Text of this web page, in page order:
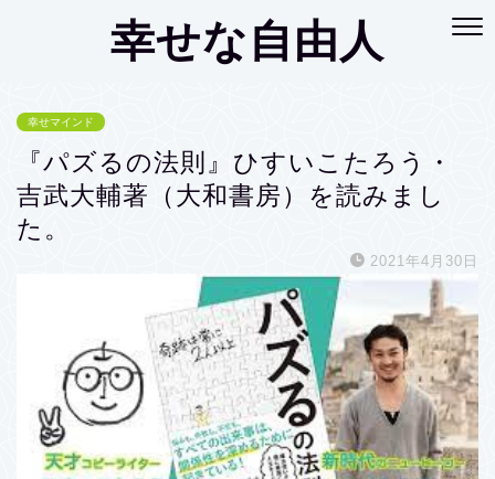
幸せな自由人
幸せマインド
『パズるの法則』ひすいこたろう・
吉武大輔著（大和書房）を読みまし
た。
2021年4月30日